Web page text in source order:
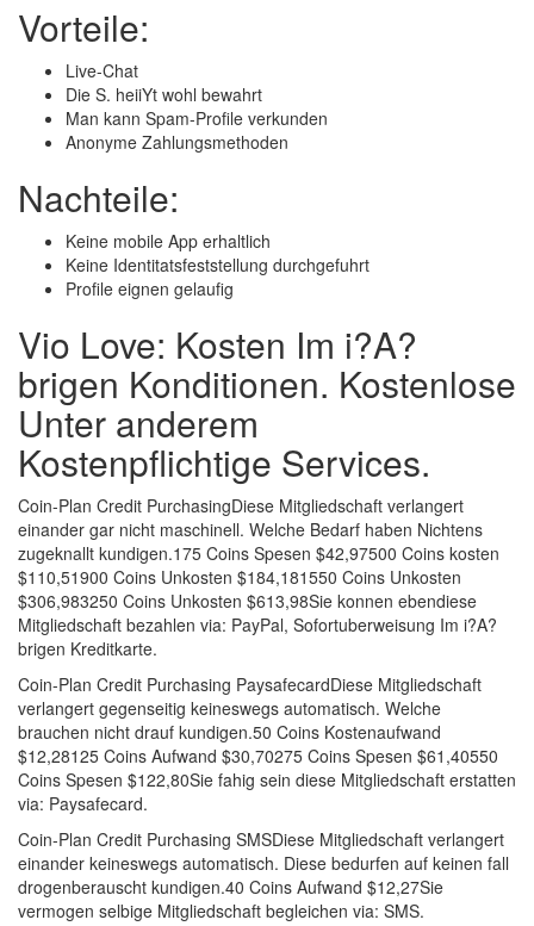
Vorteile:
Live-Chat
Die S. heiiYt wohl bewahrt
Man kann Spam-Profile verkunden
Anonyme Zahlungsmethoden
Nachteile:
Keine mobile App erhaltlich
Keine Identitatsfeststellung durchgefuhrt
Profile eignen gelaufig
Vio Love: Kosten Im i?A?
brigen Konditionen. Kostenlose
Unter anderem
Kostenpflichtige Services.
Coin-Plan Credit PurchasingDiese Mitgliedschaft verlangert
einander gar nicht maschinell. Welche Bedarf haben Nichtens
zugeknallt kundigen.175 Coins Spesen $42,97500 Coins kosten
$110,51900 Coins Unkosten $184,181550 Coins Unkosten
$306,983250 Coins Unkosten $613,98Sie konnen ebendiese
Mitgliedschaft bezahlen via: PayPal, Sofortuberweisung Im i?A?
brigen Kreditkarte.
Coin-Plan Credit Purchasing PaysafecardDiese Mitgliedschaft
verlangert gegenseitig keineswegs automatisch. Welche
brauchen nicht drauf kundigen.50 Coins Kostenaufwand
$12,28125 Coins Aufwand $30,70275 Coins Spesen $61,40550
Coins Spesen $122,80Sie fahig sein diese Mitgliedschaft erstatten
via: Paysafecard.
Coin-Plan Credit Purchasing SMSDiese Mitgliedschaft verlangert
einander keineswegs automatisch. Diese bedurfen auf keinen fall
drogenberauscht kundigen.40 Coins Aufwand $12,27Sie
vermogen selbige Mitgliedschaft begleichen via: SMS.